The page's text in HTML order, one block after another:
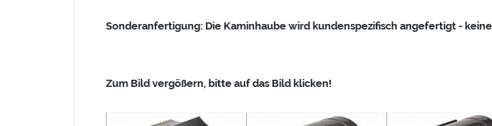
Sonderanfertigung: Die Kaminhaube wird kundenspezifisch angefertigt -
Zum Bild vergößern, bitte auf das Bild klicken!